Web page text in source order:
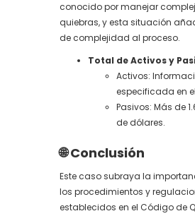
conocido por manejar
quiebras, y esta situación
de complejidad al proceso.
Total de Activos y
Activos:
especificada en
Pasivos: Más de
de dólares.
🌐 Conclusión
Este caso subraya la
los procedimientos y
establecidos en el Código de